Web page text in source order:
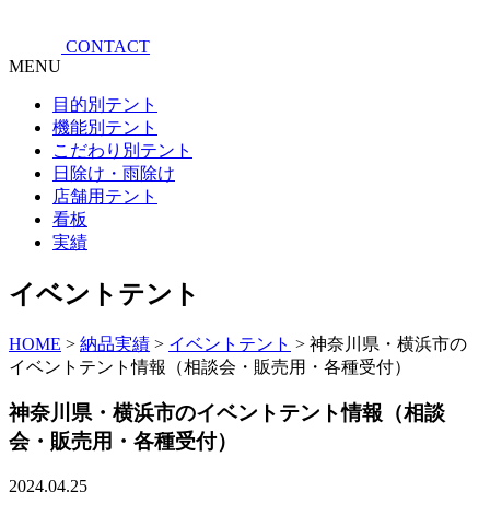
CONTACT
MENU
目的別テント
機能別テント
こだわり別テント
日除け・雨除け
店舗用テント
看板
実績
イベントテント
HOME > 納品実績 > イベントテント > 神奈川県・横浜市の
イベントテント情報（相談会・販売用・各種受付）
神奈川県・横浜市のイベントテント情報（相談
会・販売用・各種受付）
2024.04.25